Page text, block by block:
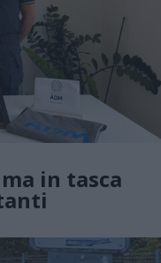
in tasca